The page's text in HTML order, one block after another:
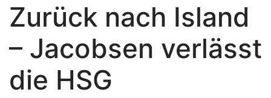
Zurück nach Island
– Jacobsen verlässt
die HSG